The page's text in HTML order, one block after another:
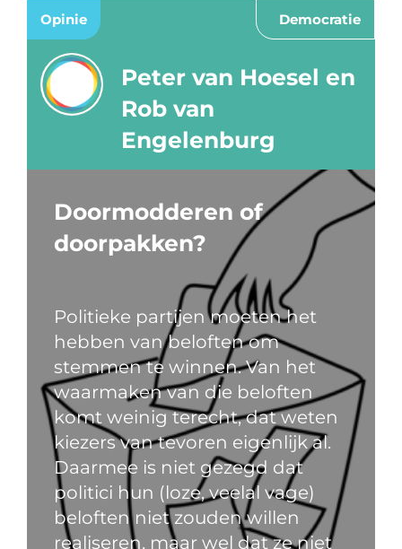
Opinie Democratie
Peter van Hoesel en
Rob van
Engelenburg
Doormodderen of
doorpakken?
Politieke partijen moeten het
hebben van beloften om
stemmen te winnen. Van het
waarmaken van die beloften
komt weinig terecht, dat weten
kiezers van tevoren eigenlijk al.
Daarmee is niet gezegd dat
politici hun (loze, veelal vage)
beloften niet zouden willen
realiseren, maar wel dat ze niet